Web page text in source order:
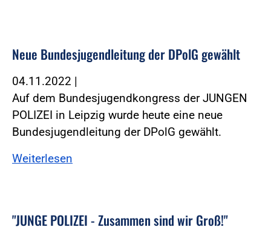
Neue Bundesjugendleitung der DPolG gewählt
04.11.2022 |
Auf dem Bundesjugendkongress der JUNGEN
POLIZEI in Leipzig wurde heute eine neue
Bundesjugendleitung der DPolG gewählt.
Weiterlesen
"JUNGE POLIZEI - Zusammen sind wir Groß!"